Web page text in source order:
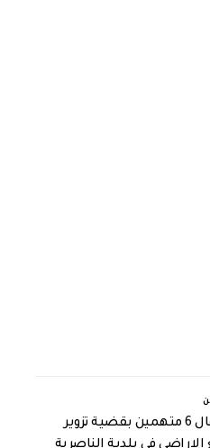
اعتقال 6 متهمين بقضية تزوير